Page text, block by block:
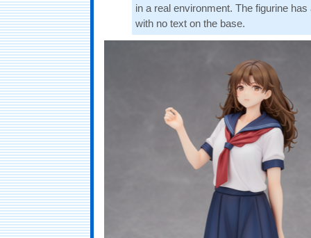
in a real environment. The figurine
with no text on the base.